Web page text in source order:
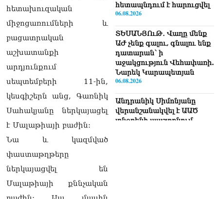
հետախուզական
միջոցառումների և
բացատրական
աշխատանքի
արդյունքում
սեպտեմբերի 11-ին,
կեսգիշերն անց, Գառնիկ
Սահակյանը ներկայացել
է Մալաթիայի բաժին:
Նա և կազմված
փաստաթղթերը
ներկայացվել են
Մալաթիայի քննչական
հետապնդում է հարուցվել
06.08.2026
ՏԵՍԱՆՅՈւԹ․ Վաղը մենք
ԱԺ չենք գալու, գնալու ենք
դատարան՝ ի
աջակցություն Վեհափառի.
Նարեկ Կարապետյան
06.08.2026
Անդրանիկ Սիմոնյանը
վերանշանակվել է ԱԱԾ
տնօրենի պաշտոնում